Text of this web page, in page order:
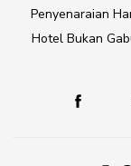
Penyenaraian
Hotel Bukan